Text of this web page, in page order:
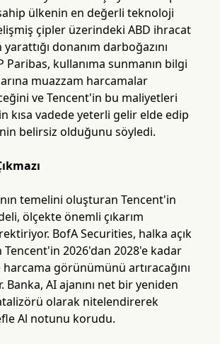
ülkenin en değerli teknoloji
çipler üzerindeki ABD ihracat
donanım darboğazını
Paribas, kullanıma sunmanın bilgi
muazzam harcamalar
ve Tencent'in bu maliyetleri
kısa vadede yeterli gelir elde edip
belirsiz olduğunu söyledi.
temelini oluşturan Tencent'in
ölçekte önemli çıkarım
BofA Securities, halka açık
Tencent'in 2026'dan 2028'e kadar
görünümünü artıracağını
AI ajanını net bir yeniden
olarak nitelendirerek
Al notunu korudu.